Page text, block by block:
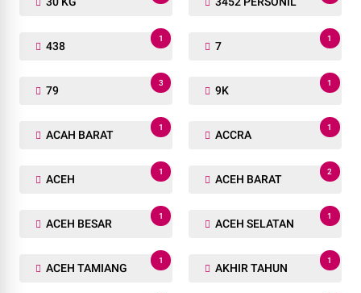
438
1
7
1
79
3
9K
1
ACAH BARAT
1
ACCRA
1
ACEH
1
ACEH BARAT
2
ACEH BESAR
1
ACEH SELATAN
1
ACEH TAMIANG
1
AKHIR TAHUN
1